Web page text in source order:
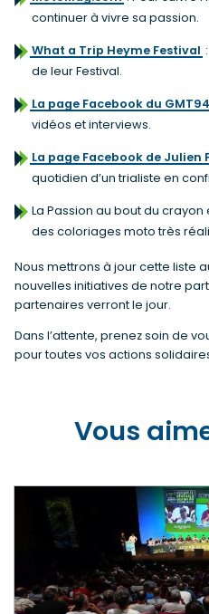
continuer à vivre sa passion.
What a Trip Heyme Festival
de leur Festival.
La page Facebook du GMT94
vidéos et interviews.
La page Facebook de Julien
quotidien d’un trialiste en
La Passion au bout du crayon
des coloriages moto très
Nous mettrons à jour cette liste
nouvelles initiatives de notre
partenaires verront le jour.
Dans l’attente, prenez soin de
pour toutes vos actions
Vous